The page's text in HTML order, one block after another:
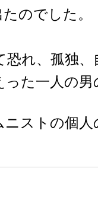
のでした。
れ、孤独、
た一人の男
ストの個人